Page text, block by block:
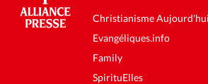
Christianisme Aujourd'hui
Evangéliques.info
Family
SpirituElles